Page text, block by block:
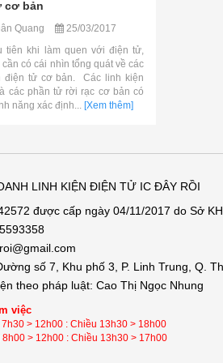
cơ bản
Quang
25/03/2017
tiên khi làm quen với điện tử,
cần có cái nhìn tổng quát về các
điện tử cơ bản. Các linh kiện
các phần tử rời rạc cơ bản có
năng xác định... [Xem thêm]
LINH KIỆN ĐIỆN TỬ IC ĐÂY RỒI
được cấp ngày 04/11/2017 do Sở
số 7, Khu phố 3, P. Linh Trung, Q.
theo pháp luật: Cao Thị Ngọc Nhung
việc
7h30 > 12h00 : Chiều 13h30 > 18h00
8h00 > 12h00 : Chiều 13h30 > 17h00